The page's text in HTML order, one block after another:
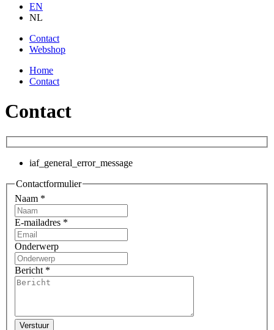
EN
NL
Contact
Webshop
Home
Contact
Contact
iaf_general_error_message
Contactformulier
Naam *
E-mailadres *
Onderwerp
Bericht *